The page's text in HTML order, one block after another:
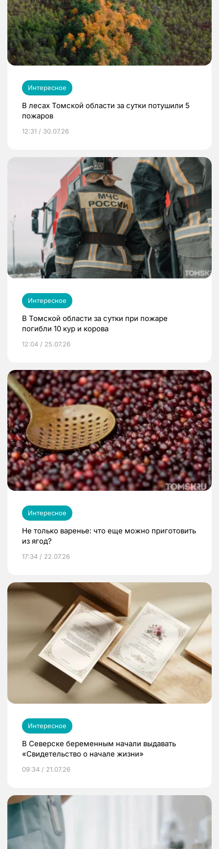
Интересное
В лесах Томской области за сутки потушили 5
пожаров
12:31 / 30.07.26
Интересное
В Томской области за сутки при пожаре
погибли 10 кур и корова
12:04 / 25.07.26
Интересное
Не только варенье: что еще можно приготовить
из ягод?
17:34 / 22.07.26
Интересное
В Северске беременным начали выдавать
«Свидетельство о начале жизни»
09:34 / 21.07.26